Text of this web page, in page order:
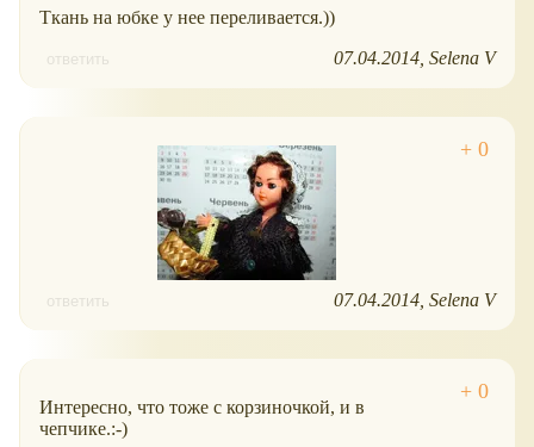
Ткань на юбке у нее переливается.))
ответить 07.04.2014 Selena V
ответить 07.04.2014 Selena V
Интересно, что тоже с корзиночкой, и в
чепчике.:-)